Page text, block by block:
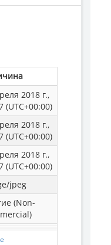
2018 г.,
(UTC+00:00)
2018 г.,
(UTC+00:00)
2018 г.,
(UTC+00:00)
jpeg
(Non-